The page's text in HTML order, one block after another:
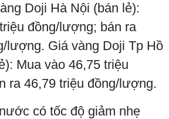
Doji Hà Nội (bán lẻ):
đồng/lượng; bán ra
lượng. Giá vàng Doji Tp Hồ
Mua vào 46,75 triệu
ra 46,79 triệu đồng/lượng.
có tốc độ giảm nhẹ